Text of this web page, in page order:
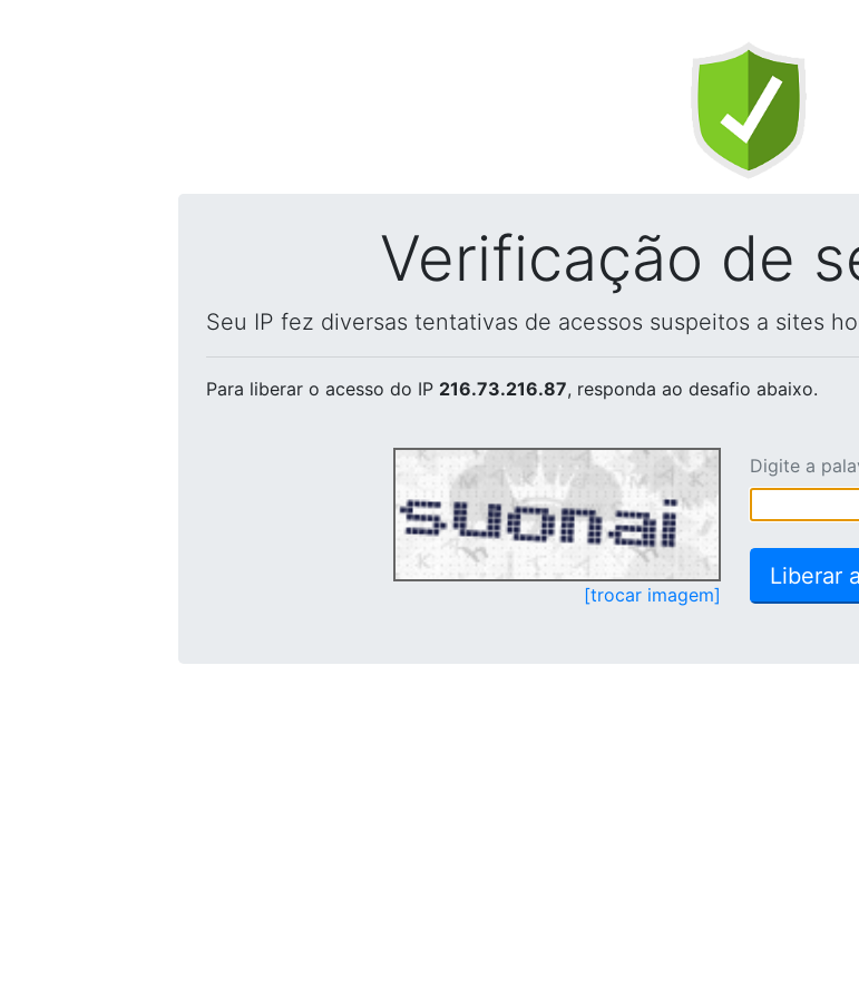
Verificação de
Seu IP fez diversas tentativas de acessos suspeitos a sites
Para liberar o acesso do IP 216.73.216.87, responda ao desafio abaixo.
[trocar imagem]
Digite a